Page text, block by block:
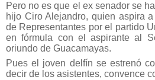
Pero no es que el ex senador se
hijo Ciro Alejandro, quien aspira
de Representantes por el partido
en fórmula con el aspirante al
oriundo de Guacamayas.
Pues el joven delfín se estrenó
decir de los asistentes, convence